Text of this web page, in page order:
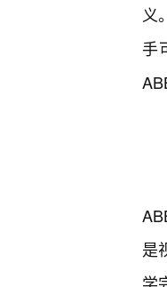
义
手
是